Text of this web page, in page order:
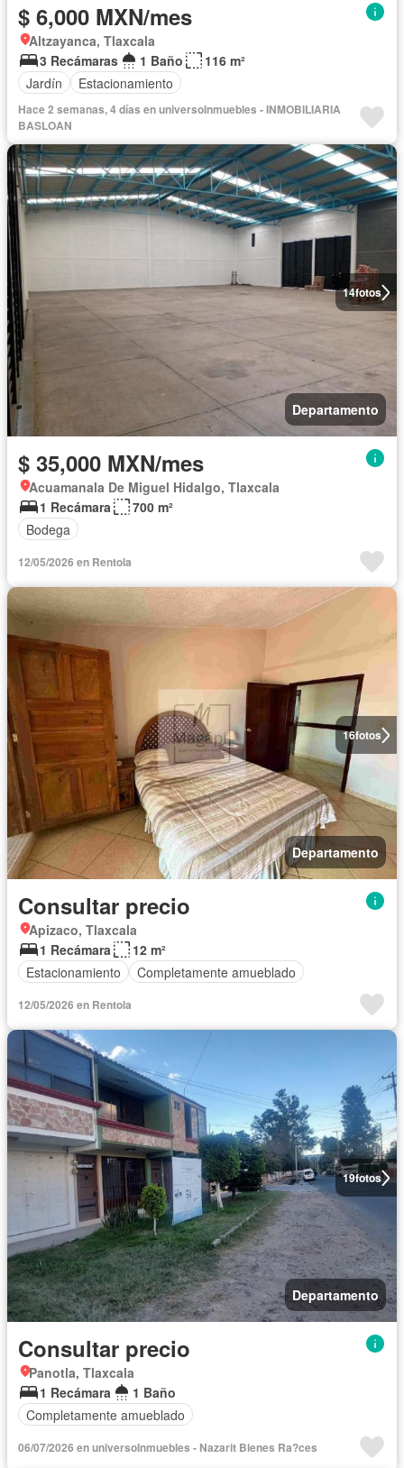
$ 6,000 MXN/mes
Altzayanca, Tlaxcala
3 Recámaras
1 Baño
116 m²
Jardín
Estacionamiento
Hace 2 semanas, 4 días en universoInmuebles - INMOBILIARIA
BASLOAN
14fotos
Departamento
$ 35,000 MXN/mes
Acuamanala De Miguel Hidalgo, Tlaxcala
1 Recámara
700 m²
Bodega
12/05/2026 en Rentola
16fotos
Departamento
Consultar precio
Apizaco, Tlaxcala
1 Recámara
12 m²
Estacionamiento
Completamente amueblado
12/05/2026 en Rentola
19fotos
Departamento
Consultar precio
Panotla, Tlaxcala
1 Recámara
1 Baño
Completamente amueblado
06/07/2026 en universoInmuebles - Nazarit Bienes Ra?ces